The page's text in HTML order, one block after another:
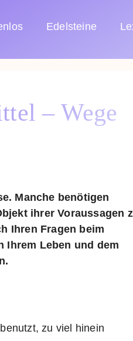
Edelsteine
– Wege
Manche benötigen
ihrer Voraussagen
Ihren Fragen beim
Ihrem Leben und dem
zu viel hinein